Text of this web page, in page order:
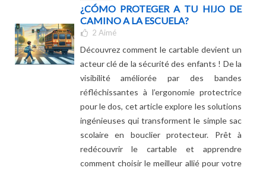
votre enfant. Suivez le guide…
Leer más
¿CÓMO PROTEGER A TU HIJO DE
CAMINO A LA ESCUELA?
2Aimé
Découvrez comment le cartable devient un
acteur clé de la sécurité des enfants ! De la
visibilité améliorée par des bandes
réfléchissantes à l’ergonomie protectrice
pour le dos, cet article explore les solutions
ingénieuses qui transforment le simple sac
scolaire en bouclier protecteur. Prêt à